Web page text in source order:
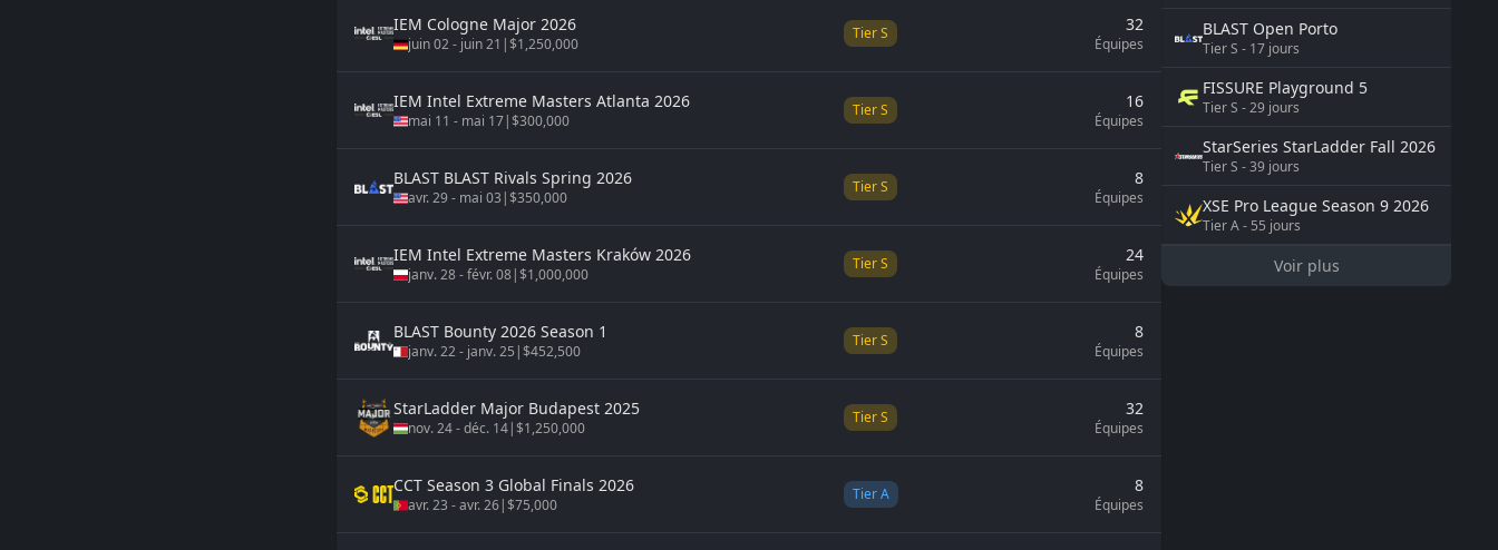
IEM Cologne Major 2026
juin 02- juin 21 |$1,250,000
TierS 32
Équipes
IEM Intel Extreme Masters Atlanta 2026
mai 11 - mai 17|$300,000
TierS 16
Équipes
BLAST BLAST Rivals Spring 2026
avr. 29- mai 03 |$350,000
TierS 8
Équipes
IEM Intel Extreme Masters Kraków 2026
janv. 28-févr. 08|$1,000,000
TierS 24
Équipes
BLAST Bounty 2026 Season 1
janv. 22- janv. 25 |$452,500
TierS 8
Équipes
StarLadder Major Budapest 2025
nov. 24-déc. 14|$1,250,000
TierS 32
Équipes
CCT Season 3 Global Finals 2026
avr. 23 -avr. 26|$75,000
TierA 8
Équipes
BLAST Open Porto
TierS - 17 jours
FISSURE Playground 5
TierS -29 jours
StarSeries StarLadder Fall 2026
TierS -39 jours
XSE Pro League Season 9 2026
TierA- 55 jours
Voir plus